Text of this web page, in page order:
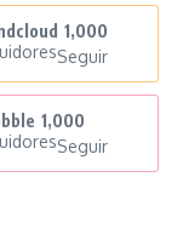
1,000
Seguir
1,000
Seguir